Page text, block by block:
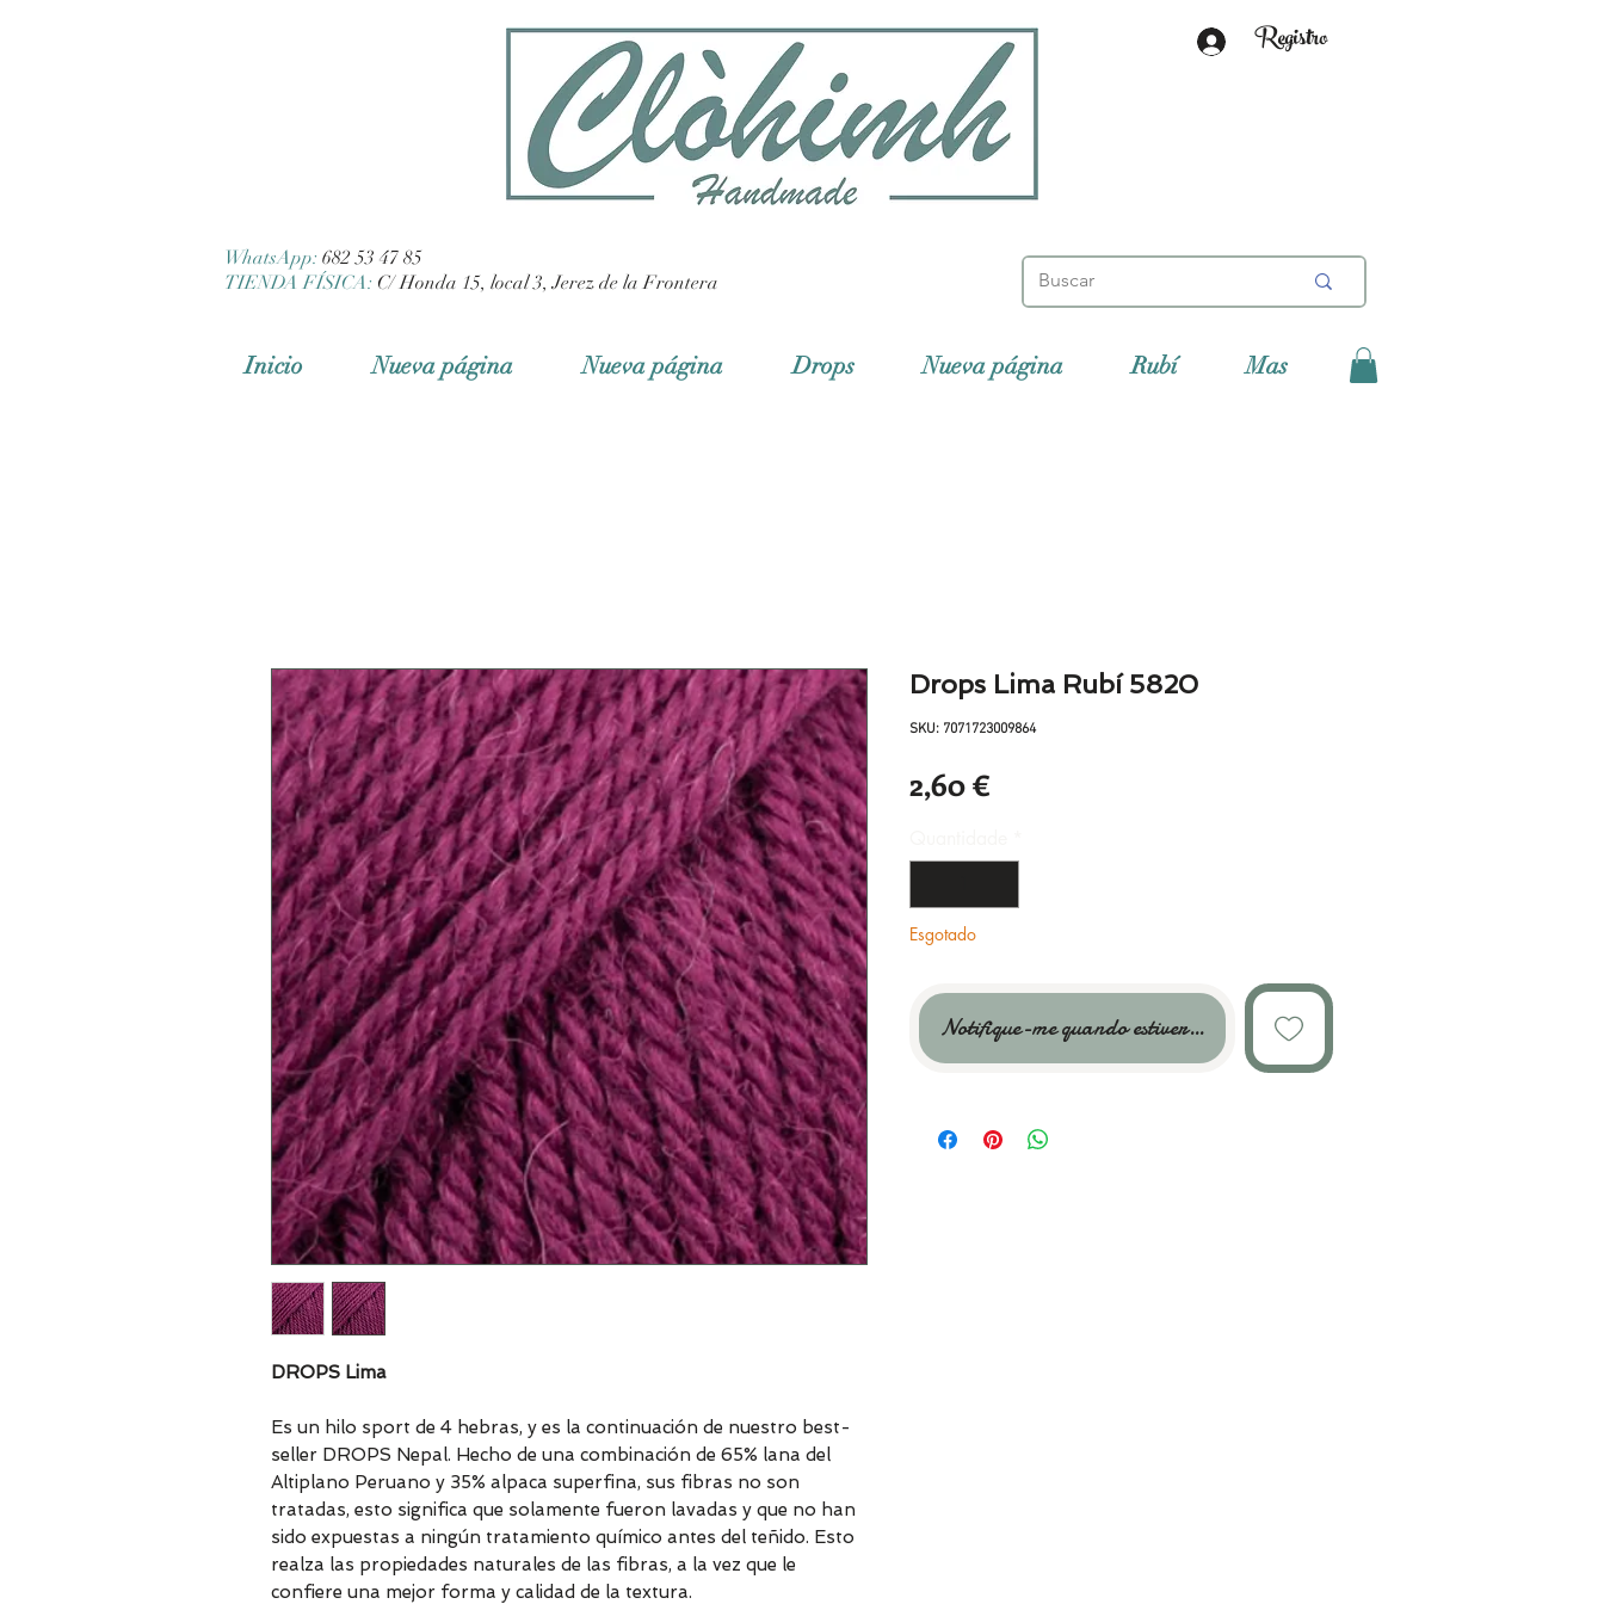
Registro
WhatsApp: 682 53 47 85
TIENDA FÍSICA: C/ Honda 15, local 3, Jerez de la Frontera
Inicio Nueva página Nueva página Drops Nueva página Rubí Mas
DROPS Lima
Es un hilo sport de 4 hebras, y es la continuación de nuestro best-
seller DROPS Nepal. Hecho de una combinación de 65% lana del
Altiplano Peruano y 35% alpaca superfina, sus fibras no son
tratadas, esto significa que solamente fueron lavadas y que no han
sido expuestas a ningún tratamiento químico antes del teñido. Esto
realza las propiedades naturales de las fibras, a la vez que le
confiere una mejor forma y calidad de la textura.
Drops Lima Rubí 5820
SKU: 7071723009864
2,60 €
Esgotado
Notifique-me quando estiver disponível